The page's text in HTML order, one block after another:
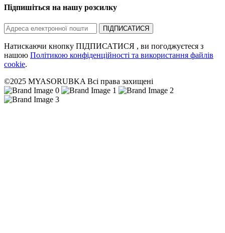
Підпишіться на нашу розсилку
ПІДПИСАТИСЯ
Натискаючи кнопку ПІДПИСАТИСЯ , ви погоджуєтеся з
нашою Політикою конфіденційності та використання файлів
cookie.
©2025 MYASORUBKA Всі права захищені